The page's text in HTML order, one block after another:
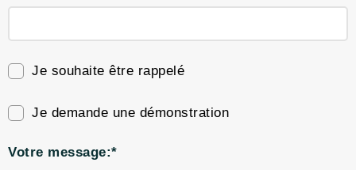
Je souhaite être rappelé
Je demande une démonstration
Votre message:*